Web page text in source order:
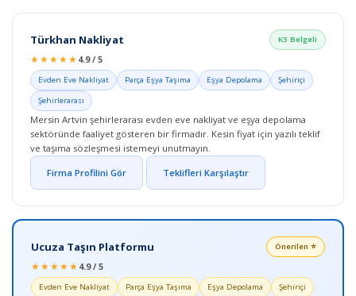
Türkhan Nakliyat K3 Belgeli
★★★★★ 4.9 / 5
Evden Eve Nakliyat Parça Eşya Taşıma Eşya Depolama
Şehiriçi
Şehirlerarası
Mersin Artvin şehirlerarası evden eve nakliyat ve eşya depolama
sektöründe faaliyet gösteren bir firmadır. Kesin fiyat için yazılı teklif
ve taşıma sözleşmesi istemeyi unutmayın.
Firma Profilini Gör Teklifleri Karşılaştır
Ucuza Taşın Platformu Önerilen ⭐
★★★★★ 4.9 / 5
Evden Eve Nakliyat Parça Eşya Taşıma Eşya Depolama
Şehiriçi